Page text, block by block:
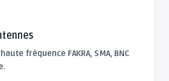
fréquence FAKRA, SMA, BNC